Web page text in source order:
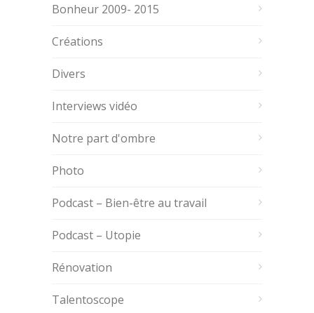
Bonheur 2009- 2015
Créations
Divers
Interviews vidéo
Notre part d'ombre
Photo
Podcast – Bien-être au travail
Podcast – Utopie
Rénovation
Talentoscope